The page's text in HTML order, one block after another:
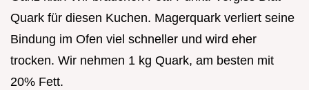
Quark für diesen Kuchen. Magerquark verliert seine
Bindung im Ofen viel schneller und wird eher
trocken. Wir nehmen 1 kg Quark, am besten mit
20% Fett.